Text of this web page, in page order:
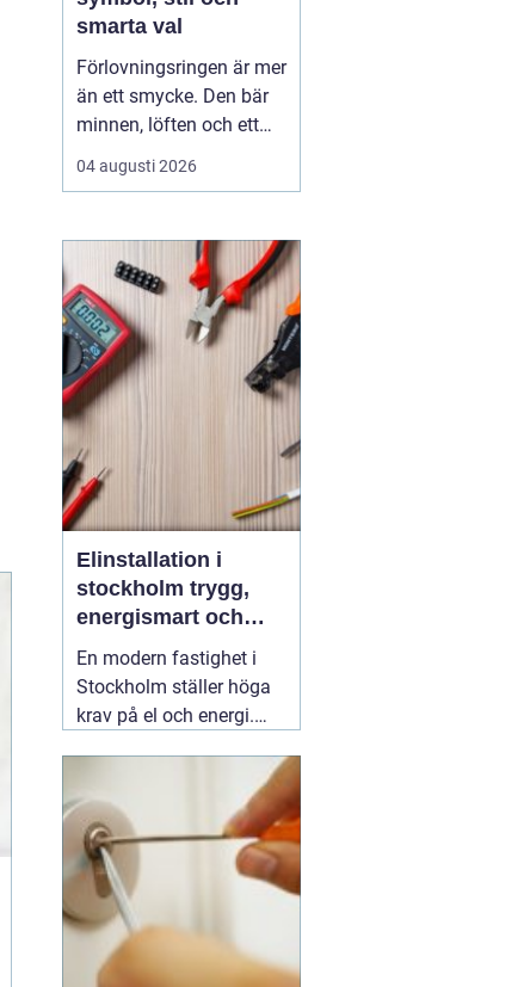
smarta val
Förlovningsringen är mer
än ett smycke. Den bär
minnen, löften och ett
vardagsliv tillsammans.
Samtidigt innebär valet
vilket material håller
bäst, hur skiljer sig olika
stilar åt och hur hittar
man rätt storlek utan
stress? Med...
04 augusti 2026
Elinstallation i
stockholm trygg,
energismart och
framtidssäker el i
fastigheten
En modern fastighet i
Stockholm ställer höga
krav på el och energi.
kylanläggningar,
ventilation, laddboxar
och solcellsbatterier ska
fungera tillsammans
säkert, effektivt och utan
onödigt krångel. En04
augusti 2026